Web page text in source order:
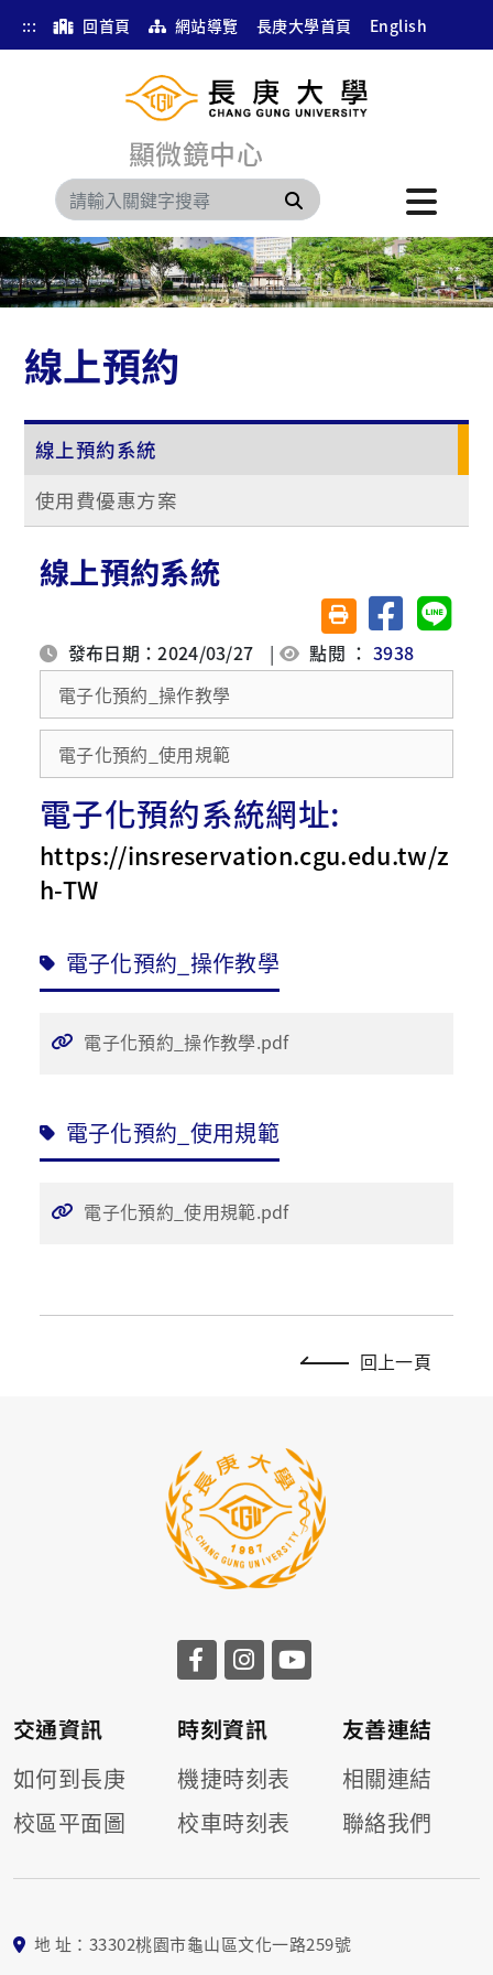
::: 回首頁 網站導覽 長庚大學首頁 English
顯微鏡中心
搜尋
線上預約
線上預約系統
使用費優惠方案
線上預約系統
友善列印(另開視窗)
分享至臉書分享
發布日期：2024/03/27 | 點閱 ：3938
電子化預約_操作教學
電子化預約_使用規範
電子化預約系統網址:
https://insreservation.cgu.edu.tw/z
h-TW
電子化預約_操作教學
電子化預約_操作教學.pdf
電子化預約_使用規範
電子化預約_使用規範.pdf
回上一頁
交通資訊
如何到長庚
校區平面圖
時刻資訊
機捷時刻表
校車時刻表
友善連結
相關連結
聯絡我們
地 址：33302桃園市龜山區文化一路259號